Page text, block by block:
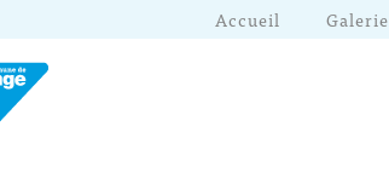
Accueil Galerie